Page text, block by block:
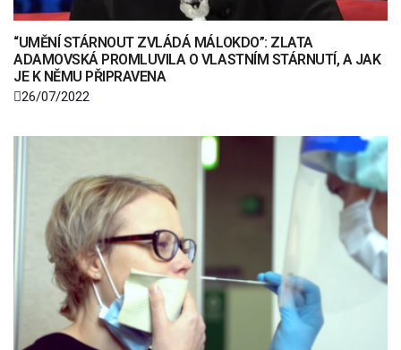
“UMĚNÍ STÁRNOUT ZVLÁDÁ MÁLOKDO”: ZLATA
ADAMOVSKÁ PROMLUVILA O VLASTNÍM STÁRNUTÍ, A JAK
JE K NĚMU PŘIPRAVENA
26/07/2022